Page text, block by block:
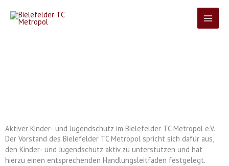
Inhalt
springen
Aktiver Kinder- und Jugendschutz im Bielefelder TC Metropol e.V.
Der Vorstand des Bielefelder TC Metropol spricht sich dafür aus,
den Kinder- und Jugendschutz aktiv zu unterstützen und hat
hierzu einen entsprechenden Handlungsleitfaden festgelegt.